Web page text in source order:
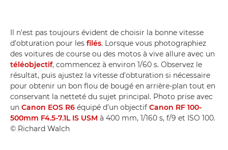
Il n'est pas toujours évident de choisir la bonne vitesse
d'obturation pour les filés. Lorsque vous photographiez
des voitures de course ou des motos à vive allure avec un
téléobjectif, commencez à environ 1/60 s. Observez le
résultat, puis ajustez la vitesse d'obturation si nécessaire
pour obtenir un bon flou de bougé en arrière-plan tout en
conservant la netteté du sujet principal. Photo prise avec
un Canon EOS R6 équipé d'un objectif Canon RF 100-
500mm F4.5-7.1L IS USM à 400 mm, 1/160 s, f/9 et ISO 100.
© Richard Walch